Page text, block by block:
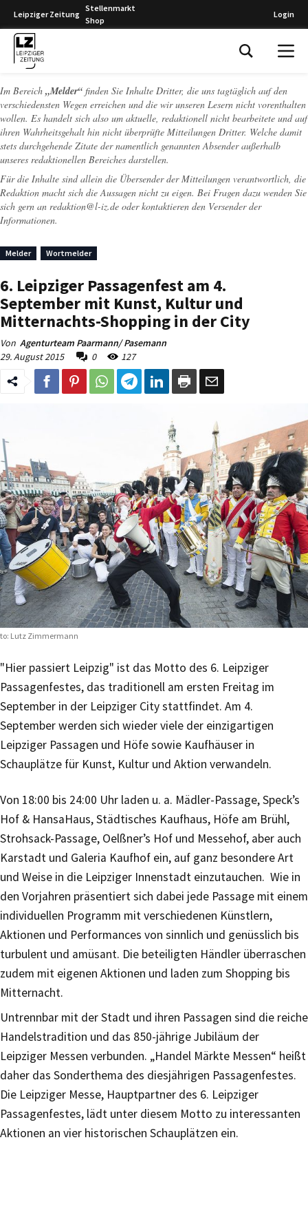
Leipziger Zeitung
Stellenmarkt
Shop
Login
Im Bereich „Melder“ finden Sie Inhalte Dritter, die uns tagtäglich auf den
verschiedensten Wegen erreichen und die wir unseren Lesern nicht vorenthalten
wollen. Es handelt sich also um aktuelle, redaktionell nicht bearbeitete und auf
ihren Wahrheitsgehalt hin nicht überprüfte Mitteilungen Dritter. Welche damit
stets durchgehende Zitate der namentlich genannten Absender außerhalb
unseres redaktionellen Bereiches darstellen.
Für die Inhalte sind allein die Übersender der Mitteilungen verantwortlich, die
Redaktion macht sich die Aussagen nicht zu eigen. Bei Fragen dazu wenden Sie
sich gern an redaktion@l-iz.de oder kontaktieren den Versender der
Informationen.
Melder Wortmelder
6. Leipziger Passagenfest am 4.
September mit Kunst, Kultur und
Mitternachts-Shopping in der City
Von Agenturteam Paarmann/ Pasemann
29. August 2015
0 127
Lutz Zimmermann
"Hier passiert Leipzig" ist das Motto des 6. Leipziger
Passagenfestes, das traditionell am ersten Freitag im
September in der Leipziger City stattfindet. Am 4.
September werden sich wieder viele der einzigartigen
Leipziger Passagen und Höfe sowie Kaufhäuser in
Schauplätze für Kunst, Kultur und Aktion verwandeln.
Von 18:00 bis 24:00 Uhr laden u. a. Mädler-Passage, Speck’s
Hof & HansaHaus, Städtisches Kaufhaus, Höfe am Brühl,
Strohsack-Passage, Oelßner’s Hof und Messehof, aber auch
Karstadt und Galeria Kaufhof ein, auf ganz besondere Art
und Weise in die Leipziger Innenstadt einzutauchen. Wie in
den Vorjahren präsentiert sich dabei jede Passage mit einem
individuellen Programm mit verschiedenen Künstlern,
Aktionen und Performances von sinnlich und genüsslich bis
turbulent und amüsant. Die beteiligten Händler überraschen
zudem mit eigenen Aktionen und laden zum Shopping bis
Mitternacht.
Untrennbar mit der Stadt und ihren Passagen sind die reiche
Handelstradition und das 850-jährige Jubiläum der
Leipziger Messen verbunden. „Handel Märkte Messen“ heißt
daher das Sonderthema des diesjährigen Passagenfestes.
Die Leipziger Messe, Hauptpartner des 6. Leipziger
Passagenfestes, lädt unter diesem Motto zu interessanten
Aktionen an vier historischen Schauplätzen ein.